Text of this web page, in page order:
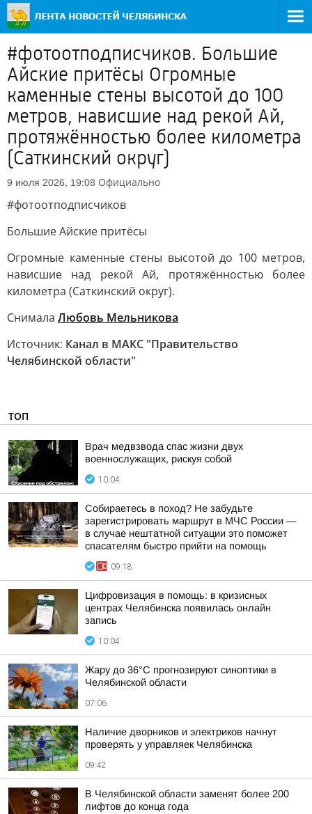
#фотоотподписчиков. Большие
Айские притёсы Огромные
каменные стены высотой до 100
метров, нависшие над рекой Ай,
протяжённостью более километра
(Саткинский округ)
9 июля 2026, 19:08 Официально
#фотоотподписчиков
Большие Айские притёсы
Огромные каменные стены высотой до 100 метров,
нависшие над рекой Ай, протяжённостью более
километра (Саткинский округ).
Снимала Любовь Мельникова
Источник: Канал в МАКС "Правительство
Челябинской области"
ТОП
Врач медвзвода спас жизни двух
военнослужащих, рискуя собой
10:04
Собираетесь в поход? Не забудьте
зарегистрировать маршрут в МЧС России —
в случае нештатной ситуации это поможет
спасателям быстро прийти на помощь
09:18
Цифровизация в помощь: в кризисных
центрах Челябинска появилась онлайн
запись
10:04
Жару до 36°С прогнозируют синоптики в
Челябинской области
07:06
Наличие дворников и электриков начнут
проверять у управляек Челябинска
09:42
В Челябинской области заменят более 200
лифтов до конца года